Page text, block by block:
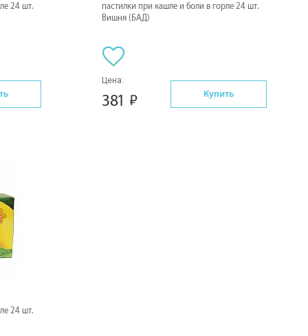
24 шт.
пастилки при кашле и боли в горле 24 шт.
Вишня (БАД)
Цена:
381 Купить
24 шт.